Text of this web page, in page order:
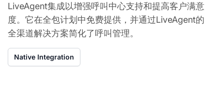
LiveAgent集成以增强呼叫中心支持和提高客户满意
度。它在全包计划中免费提供，并通过LiveAgent的
全渠道解决方案简化了呼叫管理。
Native Integration